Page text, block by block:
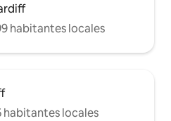
habitantes locales
habitantes locales